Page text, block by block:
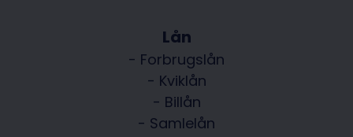
Lån
- Forbrugslån
- Kviklån
- Billån
- Samlelån